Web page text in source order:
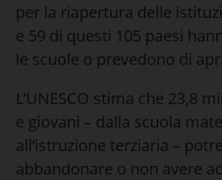
per la riapertura delle
e 59 di questi 105 paesi
le scuole o prevedono di
L’UNESCO stima che 23,8
e giovani – dalla scuola
all’istruzione terziaria –
abbandonare o non avere